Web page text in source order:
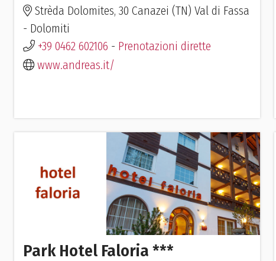
Strèda Dolomites, 30 Canazei (TN) Val di Fassa
- Dolomiti
+39 0462 602106 - Prenotazioni dirette
www.andreas.it/
Park Hotel Faloria ***